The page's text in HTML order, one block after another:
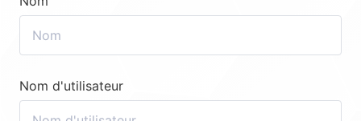
Nom d'utilisateur